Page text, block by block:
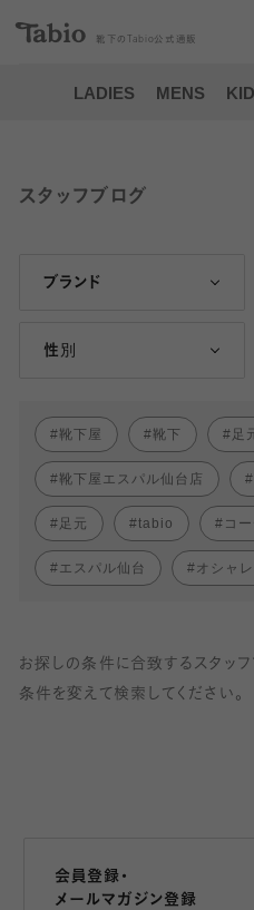
靴下の Tabio 公式通販
LADIES MENS
スタッフブログ
ブランド
性別
靴下屋 靴下 足
靴下屋エスパル仙台店
足元 tabio コ
エスパル仙台 オシャ
お探しの条件に合致するスタッ
条件を変えて検索してください。
会員登録・
メールマガジン登録